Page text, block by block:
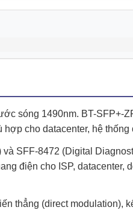
sóng 1490nm. BT-
cho datacenter, hệ
SFF-8472 (Digital
điện cho ISP,
thẳng (direct modulation),